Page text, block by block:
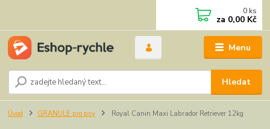
Menu
Hledat
0 ks
za 0,00 Kč
Úvod GRANULE pro psy Royal Canin Maxi Labrador Retriever 12kg